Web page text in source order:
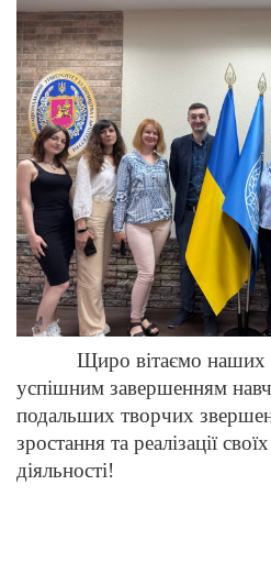
Щиро вітаємо наших
успішним завершенням
подальших творчих
зростання та реалізації
діяльності!